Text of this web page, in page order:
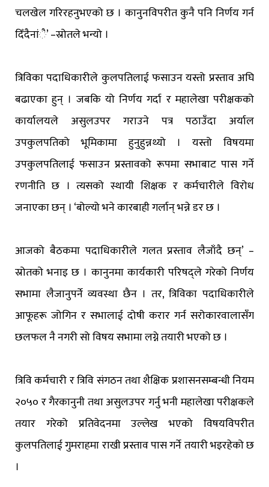
चलखेल गरिरहनुभएको छ । कानुनविपरीत कुनै पनि निर्णय गर्न
दिँदैनांै’ –स्रोतले भन्यो ।
त्रिविका पदाधिकारीले कुलपतिलाई फसाउन यस्तो प्रस्ताव अघि
बढाएका हुन् । जबकि यो निर्णय गर्दा र महालेखा परीक्षकको
कार्यालयले असुलउपर गराउने पत्र पठाउँदा अर्याल
उपकुलपतिको भूमिकामा हुनुहुन्नथ्यो । यस्तो विषयमा
उपकुलपतिलाई फसाउन प्रस्तावको रूपमा सभाबाट पास गर्ने
रणनीति छ । त्यसको स्थायी शिक्षक र कर्मचारीले विरोध
जनाएका छन् । ‘बोल्यो भने कारबाही गर्लान् भन्ने डर छ ।
आजको बैठकमा पदाधिकारीले गलत प्रस्ताव लैजाँदै छन्’ –
स्रोतको भनाइ छ । कानुनमा कार्यकारी परिषद्ले गरेको निर्णय
सभामा लैजानुपर्ने व्यवस्था छैन । तर, त्रिविका पदाधिकारीले
आफूहरू जोगिन र सभालाई दोषी करार गर्न सरोकारवालासँग
छलफल नै नगरी सो विषय सभामा लग्ने तयारी भएको छ ।
त्रिवि कर्मचारी र त्रिवि संगठन तथा शैक्षिक प्रशासनसम्बन्धी नियम
२०५० र गैरकानुनी तथा असुलउपर गर्नु भनी महालेखा परीक्षकले
तयार गरेको प्रतिवेदनमा उल्लेख भएको विषयविपरीत
कुलपतिलाई गुमराहमा राखी प्रस्ताव पास गर्ने तयारी भइरहेको छ
।